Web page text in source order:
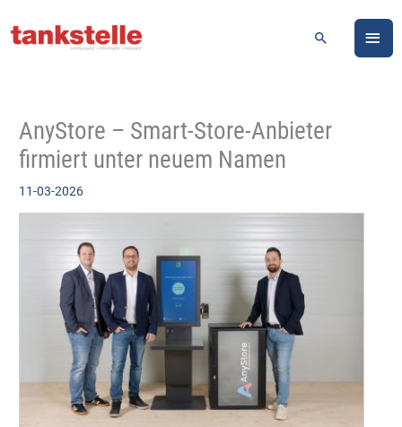
Inhalt
Suchen
AnyStore – Smart-Store-Anbieter
firmiert unter neuem Namen
11-03-2026